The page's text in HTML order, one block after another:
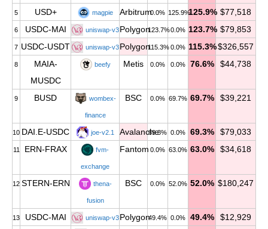
5 USD+ magpie Arbitrum0.0% 125.9%125.9% $77,518
6 USDC-MAI uniswap-v3Polygon123.7%0.0% 123.7% $79,853
7 USDC-USDT uniswap-v3Polygon115.3%0.0% 115.3%$326,557
8
MAIA-
MUSDC
beefy Metis 0.0% 0.0% 76.6% $44,738
9 BUSD wombex-
finance
BSC 0.0% 69.7% 69.7% $39,221
10 DAI.E-USDC joe-v2.1 Avalanche
69.3% 0.0% 69.3% $79,033
11 ERN-FRAX fvm-
exchange
Fantom 0.0% 63.0% 63.0% $34,618
12 STERN-ERN thena-
fusion
BSC 0.0% 52.0% 52.0% $180,247
13 USDC-MAI uniswap-v3Polygon49.4% 0.0% 49.4% $12,929